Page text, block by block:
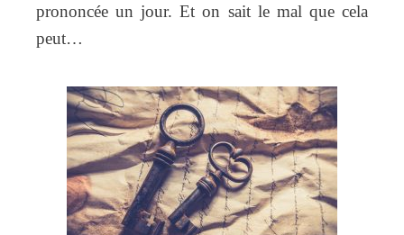
prononcée un jour. Et on sait le mal que cela
peut…